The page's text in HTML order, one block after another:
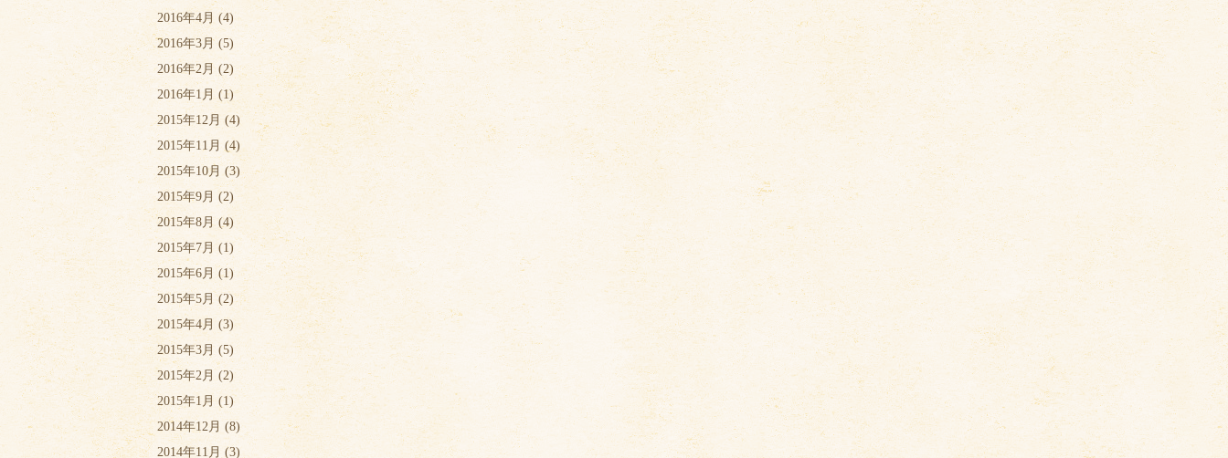
2016年4月 (4)
2016年3月 (5)
2016年2月 (2)
2016年1月 (1)
2015年12月 (4)
2015年11月 (4)
2015年10月 (3)
2015年9月 (2)
2015年8月 (4)
2015年7月 (1)
2015年6月 (1)
2015年5月 (2)
2015年4月 (3)
2015年3月 (5)
2015年2月 (2)
2015年1月(1)
2014年12月 (8)
2014年11月 (3)